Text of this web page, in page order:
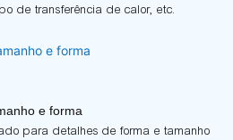
de transferência de calor, etc.
e forma
para detalhes de forma e tamanho